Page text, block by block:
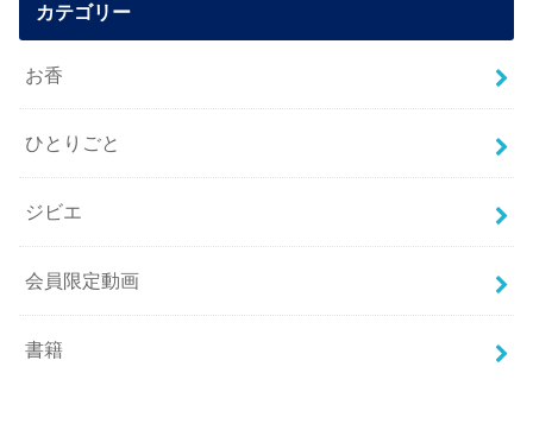
カテゴリー
お香
ひとりごと
ジビエ
会員限定動画
書籍